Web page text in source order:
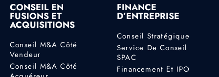
CONSEIL EN
FUSIONS ET
ACQUISITIONS
Conseil M&A Côté
Vendeur
Conseil M&A Côté
FINANCE
D’ENTREPRISE
Conseil Stratégique
Service De Conseil
SPAC
Financement Et IPO